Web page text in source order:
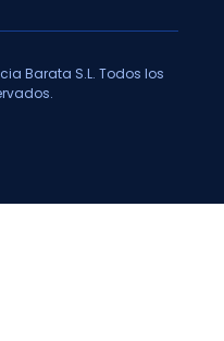
Barata S.L. Todos los